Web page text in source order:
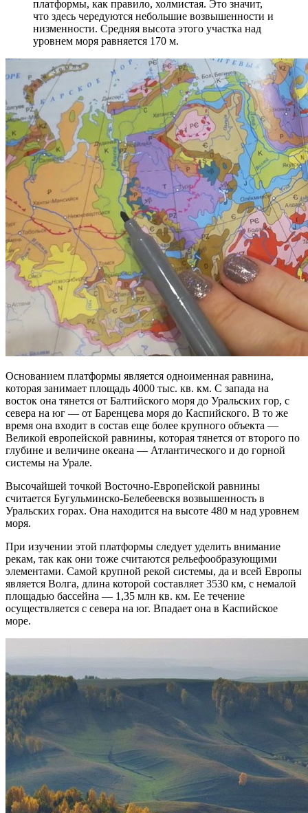
платформы, как правило, холмистая. Это значит,
что здесь чередуются небольшие возвышенности и
низменности. Средняя высота этого участка над
уровнем моря равняется 170 м.
Основанием платформы является одноименная равнина,
которая занимает площадь 4000 тыс. кв. км. С запада на
восток она тянется от Балтийского моря до Уральских гор, с
севера на юг — от Баренцева моря до Каспийского. В то же
время она входит в состав еще более крупного объекта —
Великой европейской равнины, которая тянется от второго по
глубине и величине океана — Атлантического и до горной
системы на Урале.
Высочайшей точкой Восточно-Европейской равнины
считается Бугульминско-Белебеевскя возвышенность в
Уральских горах. Она находится на высоте 480 м над уровнем
моря.
При изучении этой платформы следует уделить внимание
рекам, так как они тоже считаются рельефообразующими
элементами. Самой крупной рекой системы, да и всей Европы
является Волга, длина которой составляет 3530 км, с немалой
площадью бассейна — 1,35 млн кв. км. Ее течение
осуществляется с севера на юг. Впадает она в Каспийское
море.